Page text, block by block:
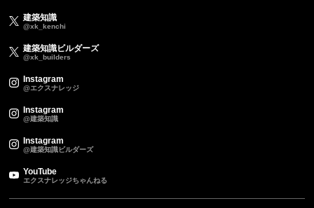
建築知識
@xk_kenchi
建築知識ビルダーズ
@xk_builders
Instagram
@エクスナレッジ
Instagram
@建築知識
Instagram
@建築知識ビルダーズ
YouTube
エクスナレッジちゃんねる